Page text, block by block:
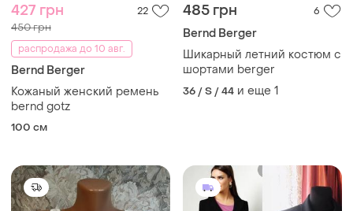
427 грн 22
450 грн
распродажа до 10 авг.
Bernd Berger
Кожаный женский ремень
bernd gotz
100 см
485 грн 6
Bernd Berger
Шикарный летний костюм с
шортами berger
36 / S / 44 и еще 1